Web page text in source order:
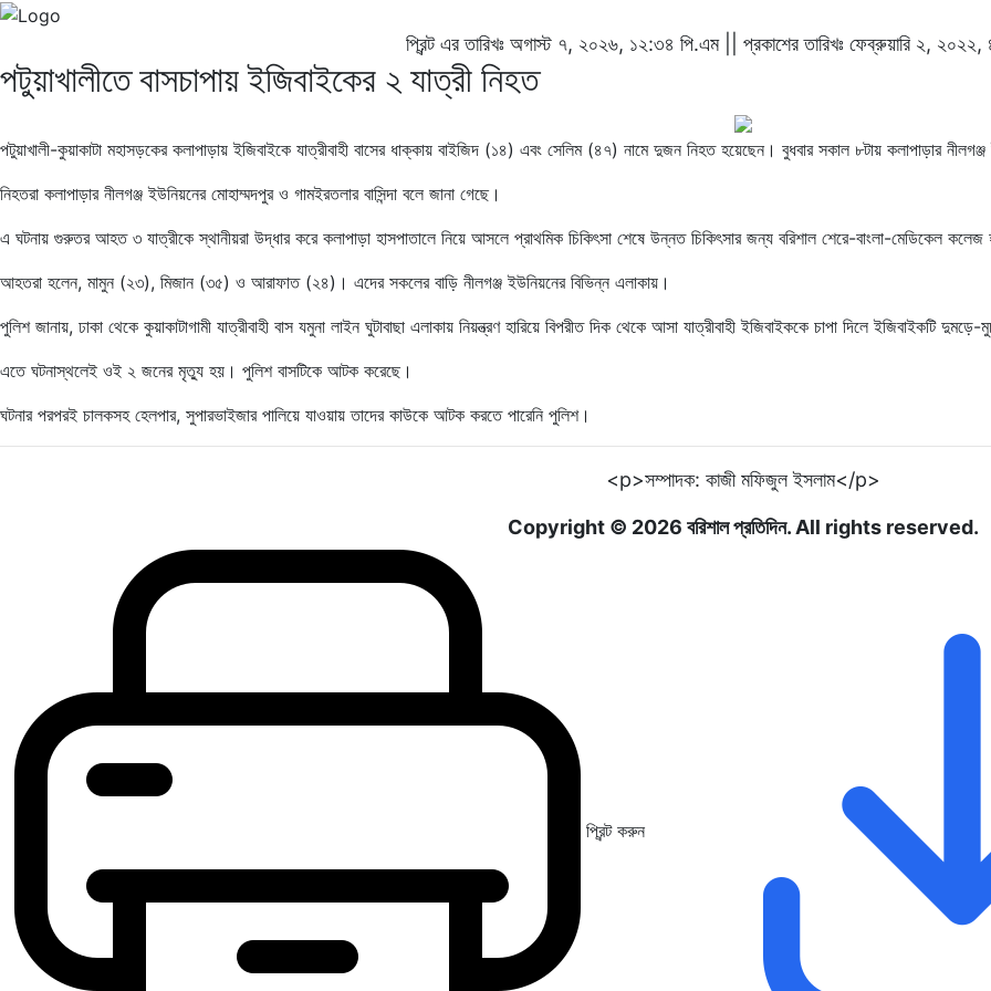
প্রিন্ট এর তারিখঃ অগাস্ট ৭, ২০২৬, ১২:৩৪ পি.এম || প্রকাশের তারিখঃ ফেব্রুয়ারি ২,
পটুয়াখালীতে বাসচাপায় ইজিবাইকের ২ যাত্রী নিহত
পটুয়াখালী-কুয়াকাটা মহাসড়কের কলাপাড়ায় ইজিবাইকে যাত্রীবাহী বাসের ধাক্কায় বাইজিদ (১৪) এবং সেলিম (৪৭) নামে দুজন নিহত হয়েছেন। বুধবার সকাল ৮টায় কলাপাড়ার নীলগঞ্জ
নিহতরা কলাপাড়ার নীলগঞ্জ ইউনিয়নের মোহাম্মদপুর ও গামইরতলার বাসিন্দা বলে জানা গেছে।
এ ঘটনায় গুরুতর আহত ৩ যাত্রীকে স্থানীয়রা উদ্ধার করে কলাপাড়া হাসপাতালে নিয়ে আসলে প্রাথমিক চিকিৎসা শেষে উন্নত চিকিৎসার জন্য বরিশাল শেরে-বাংলা-মেডিকেল কলেজ
আহতরা হলেন, মামুন (২৩), মিজান (৩৫) ও আরাফাত (২৪)। এদের সকলের বাড়ি নীলগঞ্জ ইউনিয়নের বিভিন্ন এলাকায়।
পুলিশ জানায়, ঢাকা থেকে কুয়াকাটাগামী যাত্রীবাহী বাস যমুনা লাইন ঘুটাবাছা এলাকায় নিয়ন্ত্রণ হারিয়ে বিপরীত দিক থেকে আসা যাত্রীবাহী ইজিবাইককে চাপা দিলে ইজিবাইকটি দুমড়ে-
এতে ঘটনাস্থলেই ওই ২ জনের মৃত্যু হয়। পুলিশ বাসটিকে আটক করেছে।
ঘটনার পরপরই চালকসহ হেলপার, সুপারভাইজার পালিয়ে যাওয়ায় তাদের কাউকে আটক করতে পারেনি পুলিশ।
<p>সম্পাদক: কাজী মফিজুল ইসলাম</p>
Copyright © 2026 বরিশাল প্রতিদিন. All rights reserved.
প্রিন্ট করুন